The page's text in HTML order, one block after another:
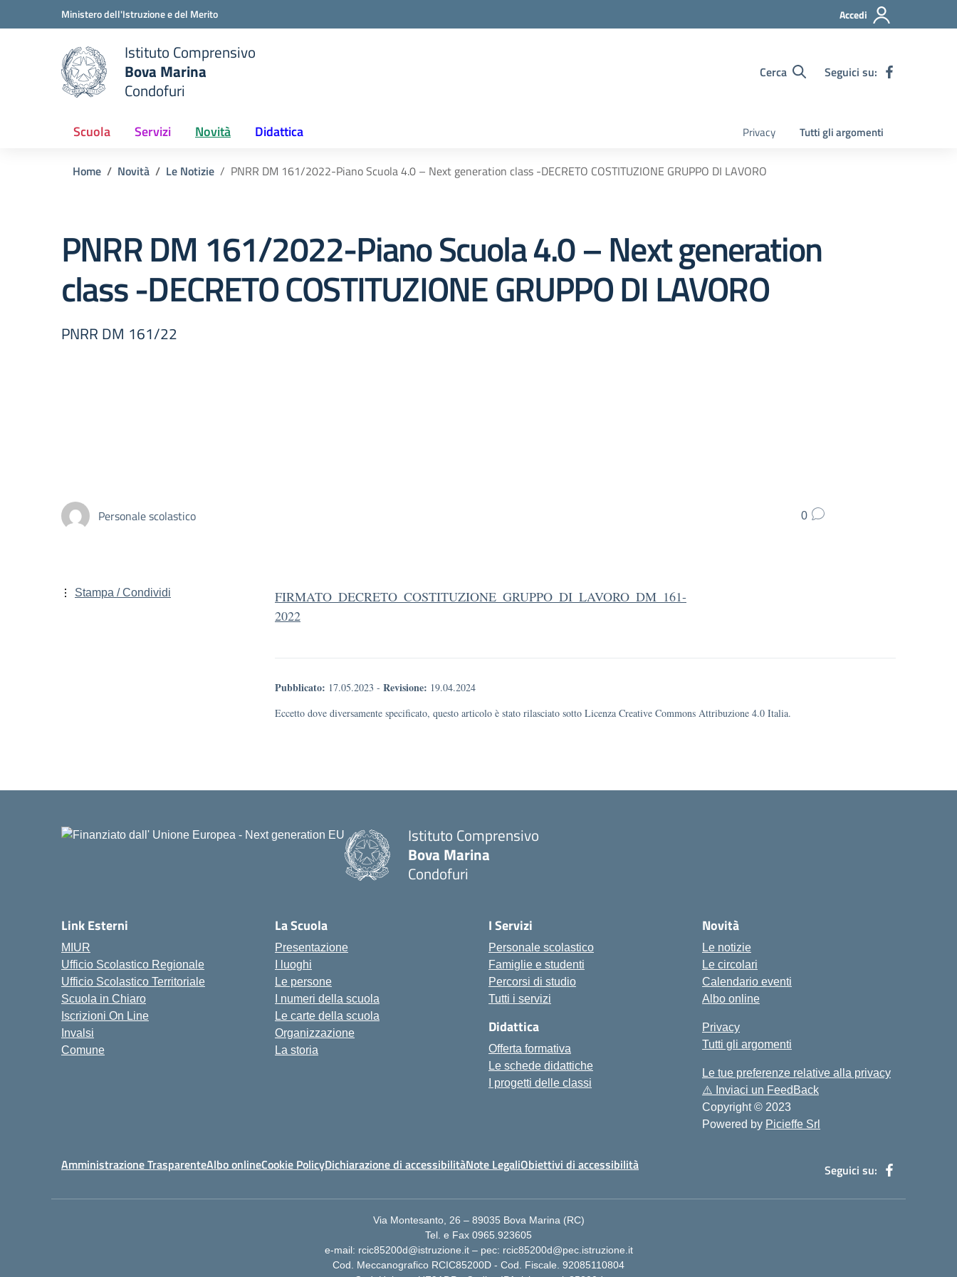
Ministero dell'Istruzione e del Merito Accedi
scuola
Istituto Comprensivo
Bova Marina
Condofuri
Cerca Seguici su:
Scuola Servizi Novità Didattica Privacy Tutti gli argomenti
Home Novità Le Notizie PNRR DM 161/2022-Piano Scuola 4.0 – Next generation class -DECRETO COSTITUZIONE GRUPPO DI LAVORO
PNRR DM 161/2022-Piano Scuola 4.0 – Next generation
class -DECRETO COSTITUZIONE GRUPPO DI LAVORO
PNRR DM 161/22
Personale scolastico 0
FIRMATO_DECRETO_COSTITUZIONE_GRUPPO_DI_LAVORO_DM_161-
2022
Pubblicato: 17.05.2023 - Revisione: 19.04.2024
Eccetto dove diversamente specificato, questo articolo è stato rilasciato sotto Licenza Creative Commons Attribuzione 4.0 Italia.
Stampa / Condividi
Istituto Comprensivo
Bova Marina
Condofuri
Link Esterni
MIUR
Ufficio Scolastico Regionale
Ufficio Scolastico Territoriale
Scuola in Chiaro
Iscrizioni On Line
Invalsi
Comune
La Scuola
Presentazione
I luoghi
Le persone
I numeri della scuola
Le carte della scuola
Organizzazione
La storia
I Servizi
Personale scolastico
Famiglie e studenti
Percorsi di studio
Tutti i servizi
Didattica
Offerta formativa
Le schede didattiche
I progetti delle classi
Novità
Le notizie
Le circolari
Calendario eventi
Albo online
Privacy
Tutti gli argomenti
Le tue preferenze relative alla privacy
⚠️ Inviaci un FeedBack
Copyright © 2023
Powered by Picieffe Srl
Amministrazione TrasparenteAlbo onlineCookie PolicyDichiarazione di accessibilitàNote LegaliObiettivi di accessibilità Seguici su:
Via Montesanto, 26 – 89035 Bova Marina (RC)
Tel. e Fax 0965.923605
e-mail: rcic85200d@istruzione.it – pec: rcic85200d@pec.istruzione.it
Cod. Meccanografico RCIC85200D - Cod. Fiscale. 92085110804